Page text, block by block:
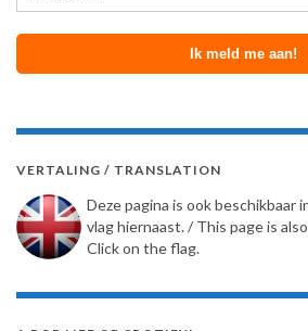
VERTALING / TRANSLATION
Deze pagina is ook beschikbaar
vlag hiernaast. / This page is
Click on the flag.